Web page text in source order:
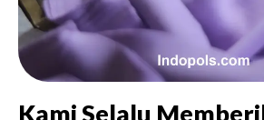
Kami Selalu